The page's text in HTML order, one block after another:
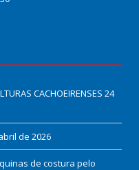
CACHOEIRENSES 24
de 2026
de costura pelo